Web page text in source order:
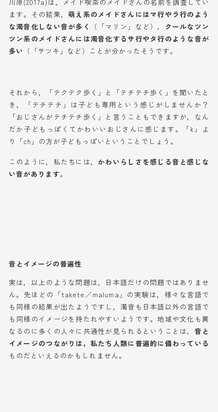
ます。その結果，萌え系のメイドさんにはマ行やラ行のよう
な濁音化しない音が多く
（「マリン」など），
クールなツン
ツン系のメイドさんには濁音化するサ行やタ行のような音が
多い （「サツキ」など）ことが分かったそうです。
それから，「テクテク歩く」と「テチテチ歩く」を聞いたと
き，「テチテチ」は子ども専用という感じがしませんか？
「おじさんがテチテチ歩く」と言うこともできますが，なん
だか子どもっぽくてかわいいおじさんに感じます。「k」よ
り「ch」の方が子どもっぽいということでしょう。
このように，私たちには， かわいらしさを感じる音と感じな
い音があります。
音とイメージの普遍性
実は，以上のような問題は，日本語だけの問題ではありませ
ん。先ほどの「takete／maluma」の実験は，様々な言語で
も同様の結果が出たようですし，濁音も日本語以外の言語で
も同様のイメージを持たれやすいようです。地域や文化も異
なるのに多くの人々に共通性が見られるということは， 音と
イメージのつながりは，私たち人類に普遍的に備わっている
ものだといえるのかもしれません。